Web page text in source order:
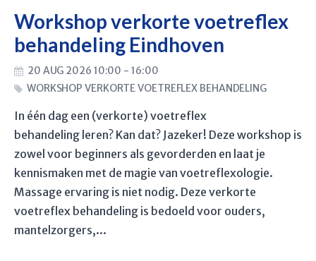
Workshop verkorte voetreflex
behandeling Eindhoven
20 AUG 2026 10:00 - 16:00
WORKSHOP VERKORTE VOETREFLEX BEHANDELING
In één dag een (verkorte) voetreflex
behandeling leren? Kan dat? Jazeker! Deze workshop is
zowel voor beginners als gevorderden en laat je
kennismaken met de magie van voetreflexologie.
Massage ervaring is niet nodig. Deze verkorte
voetreflex behandeling is bedoeld voor ouders,
mantelzorgers,...